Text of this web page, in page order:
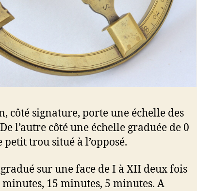
côté signature, porte une échelle des
l’autre côté une échelle graduée de 0
petit trou situé à l’opposé.
sur une face de I à XII deux fois
15 minutes, 5 minutes. A